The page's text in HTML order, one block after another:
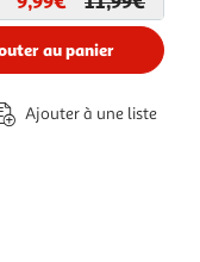
au panier
Ajouter à une liste